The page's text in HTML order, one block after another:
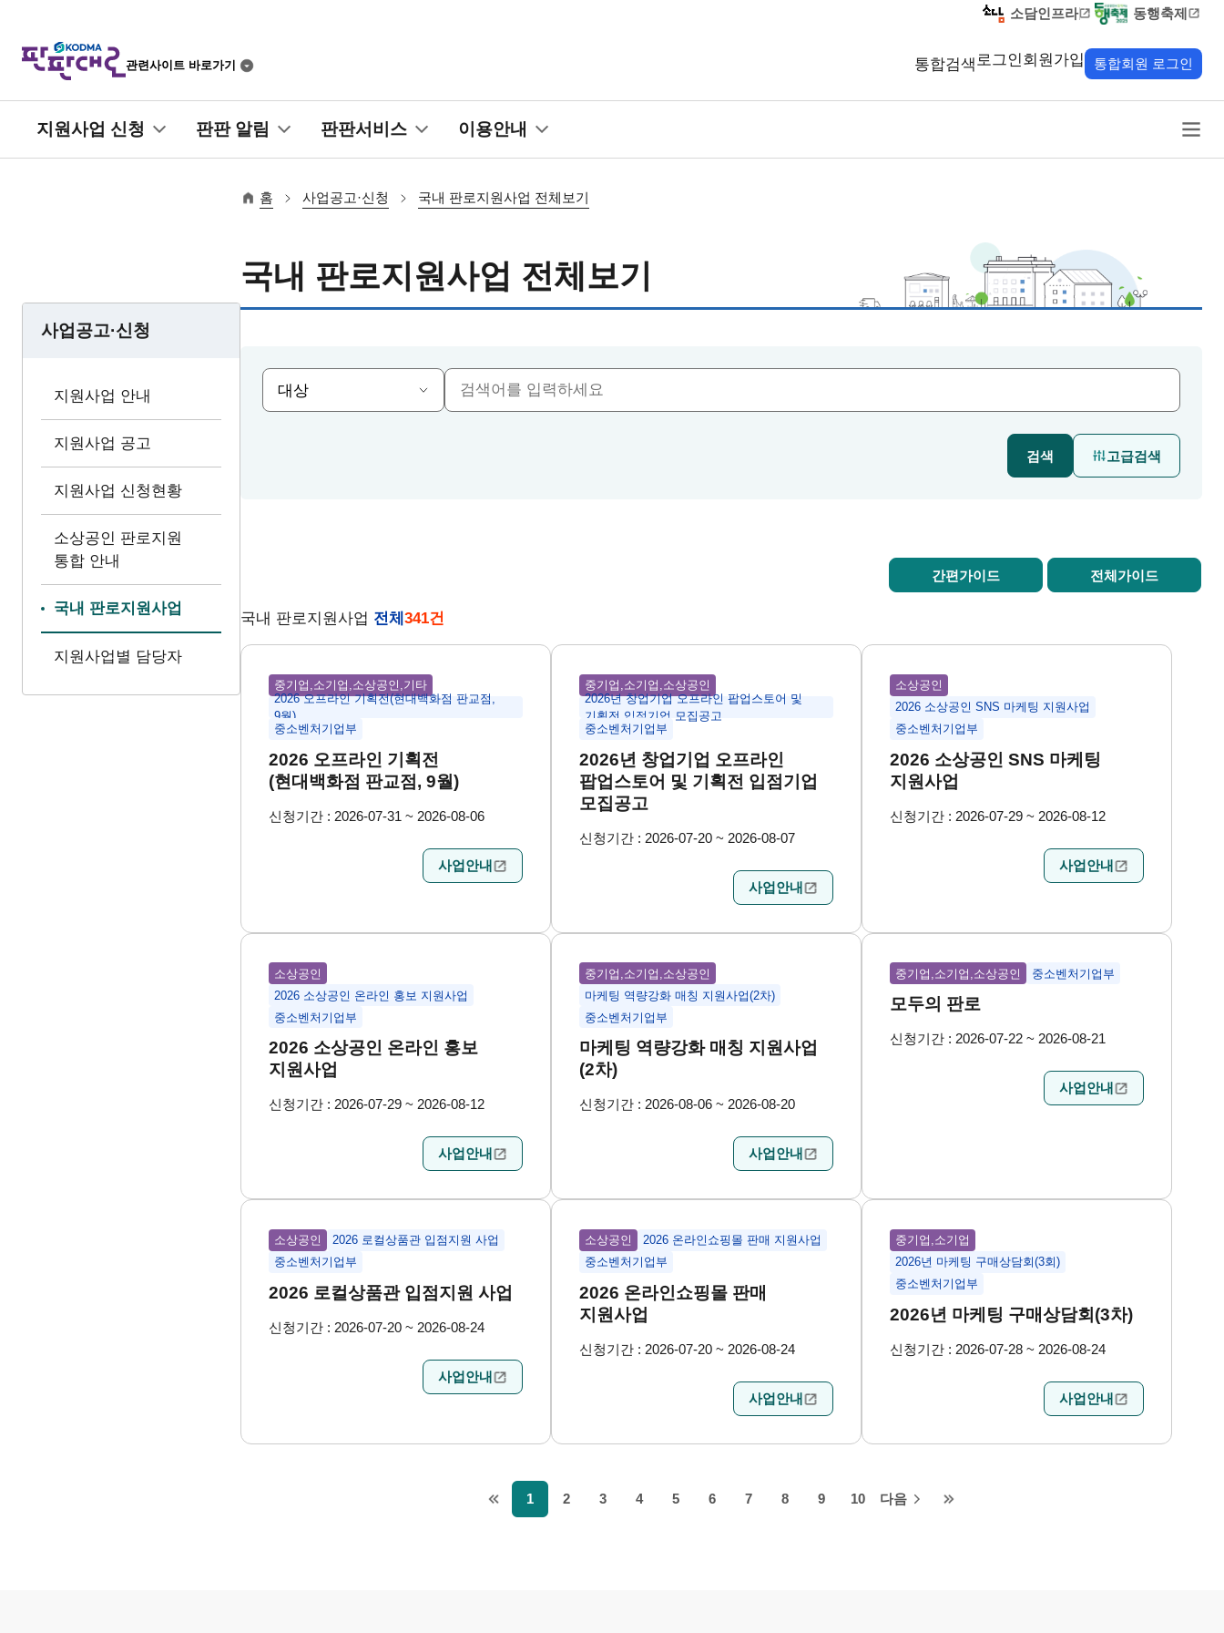
소담인프라 동행축제
관련사이트 바로가기 통합검색로그인회원가입 통합회원 로그인
지원사업 신청 판판 알림 판판서비스 이용안내
사업공고·신청
지원사업 안내
지원사업 공고
지원사업 신청현황
소상공인 판로지원
통합 안내
국내 판로지원사업
지원사업별 담당자
홈 사업공고·신청 국내 판로지원사업 전체보기
국내 판로지원사업 전체보기
검색 고급검색
간편가이드 전체가이드
국내 판로지원사업 전체 341건
중기업,소기업,소상공인,기타
2026 오프라인 기획전(현대백화점 판교점,
9월)
중소벤처기업부
2026 오프라인 기획전
(현대백화점 판교점, 9월)
신청기간 : 2026-07-31 ~ 2026-08-06
사업안내
중기업,소기업,소상공인
2026년 창업기업 오프라인 팝업스토어 및
기획전 입점기업 모집공고
중소벤처기업부
2026년 창업기업 오프라인
팝업스토어 및 기획전 입점기업
모집공고
신청기간 : 2026-07-20 ~ 2026-08-07
사업안내
소상공인
2026 소상공인 SNS 마케팅 지원사업
중소벤처기업부
2026 소상공인 SNS 마케팅
지원사업
신청기간 : 2026-07-29 ~ 2026-08-12
사업안내
소상공인
2026 소상공인 온라인 홍보 지원사업
중소벤처기업부
2026 소상공인 온라인 홍보
지원사업
신청기간 : 2026-07-29 ~ 2026-08-12
사업안내
중기업,소기업,소상공인
마케팅 역량강화 매칭 지원사업(2차)
중소벤처기업부
마케팅 역량강화 매칭 지원사업
(2차)
신청기간 : 2026-08-06 ~ 2026-08-20
사업안내
중기업,소기업,소상공인 중소벤처기업부
모두의 판로
신청기간 : 2026-07-22 ~ 2026-08-21
사업안내
소상공인
2026 로컬상품관 입점지원 사업
중소벤처기업부
2026 로컬상품관 입점지원 사업
신청기간 : 2026-07-20 ~ 2026-08-24
사업안내
소상공인
2026 온라인쇼핑몰 판매 지원사업
중소벤처기업부
2026 온라인쇼핑몰 판매
지원사업
신청기간 : 2026-07-20 ~ 2026-08-24
사업안내
중기업,소기업
2026년 마케팅 구매상담회(3회)
중소벤처기업부
2026년 마케팅 구매상담회(3차)
신청기간 : 2026-07-28 ~ 2026-08-24
사업안내
1 2 3 4 5 6 7 8 9 10 다음